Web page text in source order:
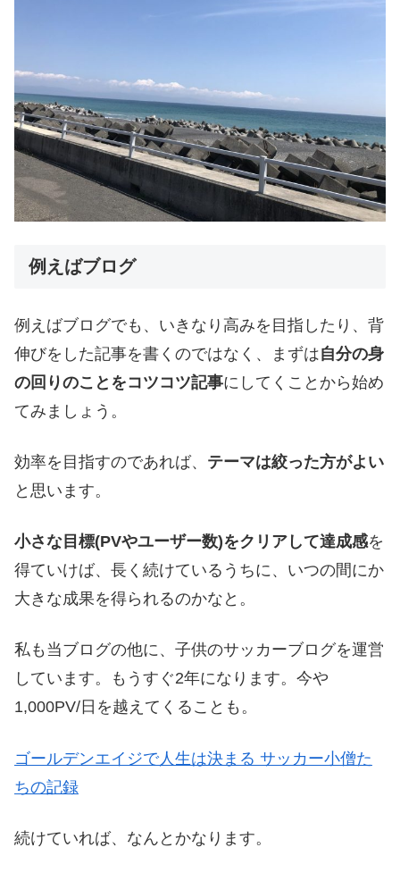
例えばブログ
例えばブログでも、いきなり高みを目指したり、背
伸びをした記事を書くのではなく、まずは自分の身
の回りのことをコツコツ記事にしてくことから始め
てみましょう。
効率を目指すのであれば、 テーマは絞った方がよい
と思います。
小さな目標(PVやユーザー数)をクリアして達成感を
得ていけば、長く続けているうちに、いつの間にか
大きな成果を得られるのかなと。
私も当ブログの他に、子供のサッカーブログを運営
しています。もうすぐ2年になります。今や
1,000PV/日を越えてくることも。
ゴールデンエイジで人生は決まる サッカー小僧た
ちの記録
続けていれば、なんとかなります。